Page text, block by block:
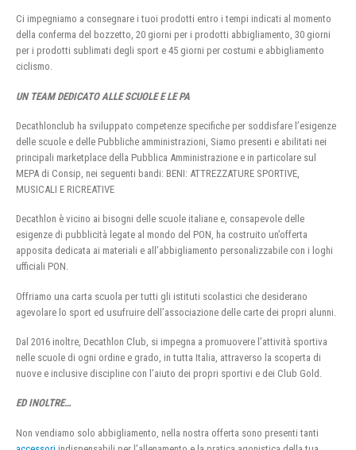
Ci impegniamo a consegnare i tuoi prodotti entro i tempi indicati al momento
della conferma del bozzetto, 20 giorni per i prodotti abbigliamento, 30 giorni
per i prodotti sublimati degli sport e 45 giorni per costumi e abbigliamento
ciclismo.
UN TEAM DEDICATO ALLE SCUOLE E LE PA
Decathlonclub ha sviluppato competenze specifiche per soddisfare l’esigenze
delle scuole e delle Pubbliche amministrazioni, Siamo presenti e abilitati nei
principali marketplace della Pubblica Amministrazione e in particolare sul
MEPA di Consip, nei seguenti bandi: BENI: ATTREZZATURE SPORTIVE,
MUSICALI E RICREATIVE
Decathlon è vicino ai bisogni delle scuole italiane e, consapevole delle
esigenze di pubblicità legate al mondo del PON, ha costruito un’offerta
apposita dedicata ai materiali e all’abbigliamento personalizzabile con i loghi
ufficiali PON.
Offriamo una carta scuola per tutti gli istituti scolastici che desiderano
agevolare lo sport ed usufruire dell’associazione delle carte dei propri alunni.
Dal 2016 inoltre, Decathlon Club, si impegna a promuovere l’attività sportiva
nelle scuole di ogni ordine e grado, in tutta Italia, attraverso la scoperta di
nuove e inclusive discipline con l’aiuto dei propri sportivi e dei Club Gold.
ED INOLTRE…
Non vendiamo solo abbigliamento, nella nostra offerta sono presenti tanti